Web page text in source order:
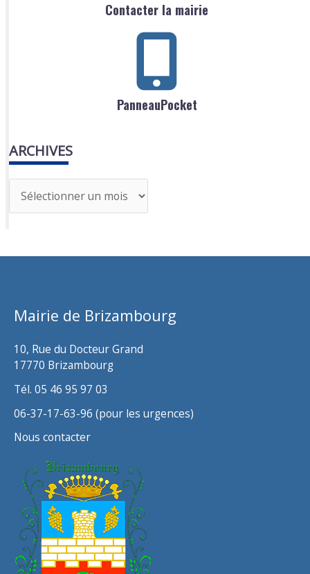
Contacter la mairie
PanneauPocket
ARCHIVES
r
h
Mairie de Brizambourg
10, Rue du Docteur Grand
17770 Brizambourg
Tél. 05 46 95 97 03
06-37-17-63-96 (pour les urgences)
Nous contacter